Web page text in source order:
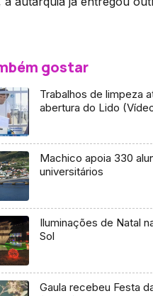
gostar
Trabalhos de limpeza
abertura do Lido
Machico apoia 330
universitários
Iluminações de Natal
Sol
Gaula recebeu Festa